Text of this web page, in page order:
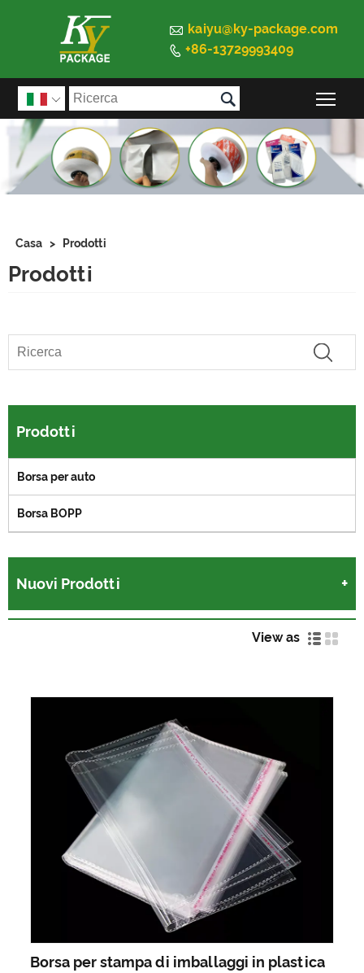
 kaiyu@ky-package.com
 +86-13729993409
 
Casa > Prodotti
Prodotti
Prodotti
Borsa per auto
Borsa BOPP
Nuovi Prodotti
View as
Borsa per stampa di imballaggi in plastica